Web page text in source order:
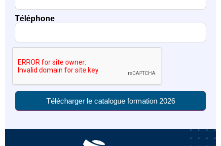
Téléphone
Télécharger le catalogue formation 2026